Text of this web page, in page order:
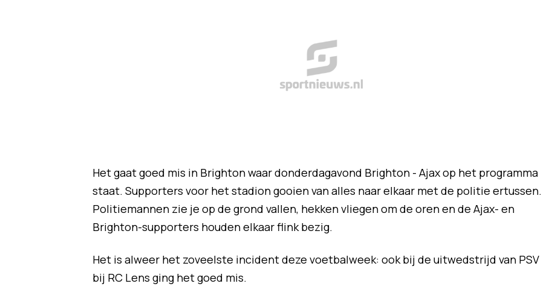
Het gaat goed mis in Brighton waar donderdagavond Brighton - Ajax op het programma
staat. Supporters voor het stadion gooien van alles naar elkaar met de politie ertussen.
Politiemannen zie je op de grond vallen, hekken vliegen om de oren en de Ajax- en
Brighton-supporters houden elkaar flink bezig.
Het is alweer het zoveelste incident deze voetbalweek: ook bij de uitwedstrijd van PSV
bij RC Lens ging het goed mis.